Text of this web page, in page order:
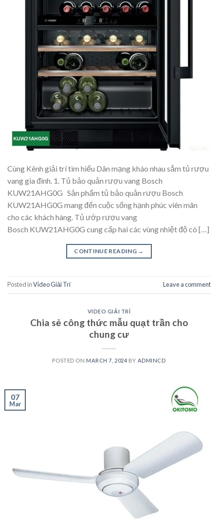
Cùng Kênh giải trí tìm hiểu Dân mạng kháo nhau sắm tủ rượu
vang gia đình. 1. Tủ bảo quản rượu vang Bosch
KUW21AHG0G Sản phẩm tủ bảo quản rượu Bosch
KUW21AHG0G mang đến cuộc sống hạnh phúc viên mãn
cho các khách hàng. Tủ ướp rượu vang
Bosch KUW21AHG0G cung cấp hai các vùng nhiệt độ có […]
CONTINUE READING →
Posted inVideo Giải Trí Leave a comment
VIDEO GIẢI TRÍ
Chia sẻ công thức mẫu quạt trần cho
chung cư
POSTED ON MARCH 7, 2024 BY ADMINCD
07
Mar